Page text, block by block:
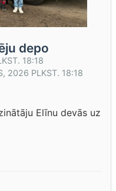
depo
18:18
2026 PLKST. 18:18
Elīnu devās uz